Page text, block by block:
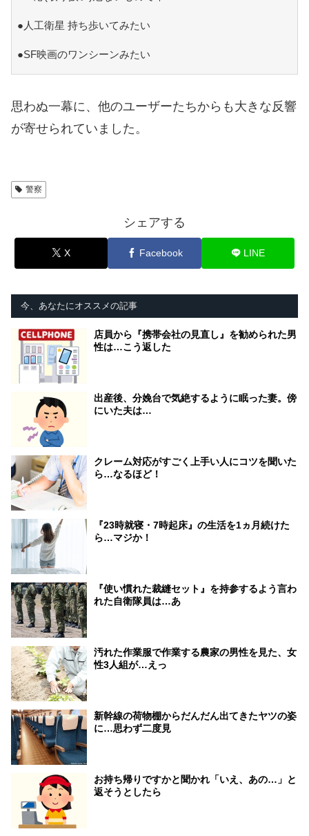
●人工衛星 持ち歩いてみたい
●SF映画のワンシーンみたい
思わぬ一幕に、他のユーザーたちからも大きな反響
が寄せられていました。
警察
シェアする
X Facebook LINE
今、あなたにオススメの記事
店員から『携帯会社の見直し』を勧められた男
性は…こう返した
出産後、分娩台で気絶するように眠った妻。傍
にいた夫は…
クレーム対応がすごく上手い人にコツを聞いた
ら…なるほど！
『23時就寝・7時起床』の生活を1ヵ月続けた
ら…マジか！
『使い慣れた裁縫セット』を持参するよう言わ
れた自衛隊員は…あ
汚れた作業服で作業する農家の男性を見た、女
性3人組が…えっ
新幹線の荷物棚からだんだん出てきたヤツの姿
に…思わず二度見
お持ち帰りですかと聞かれ「いえ、あの…」と
返そうとしたら